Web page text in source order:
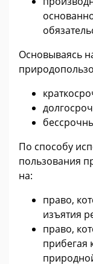
Основываясь
По способу
пользования
на:
право,
изъятия
право,
прибегая